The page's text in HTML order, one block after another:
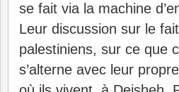
se fait via la machine
Leur discussion sur le
palestiniens, sur ce que
s’alterne avec leur